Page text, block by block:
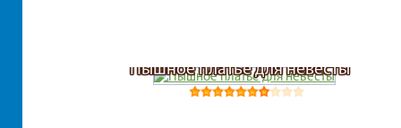
Пышное платье для невесты